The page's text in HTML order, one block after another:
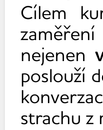
Cílem
nejenen
poslouží
strachu z